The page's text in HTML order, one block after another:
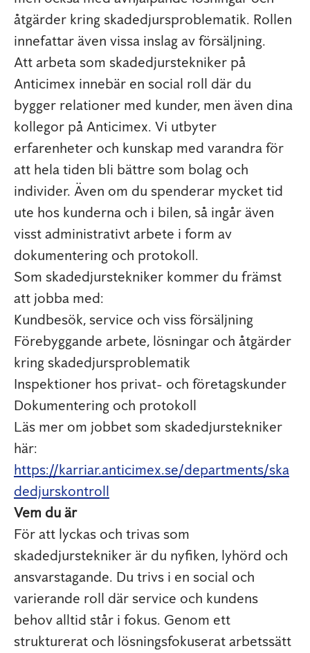
åtgärder kring skadedjursproblematik. Rollen
innefattar även vissa inslag av försäljning.
Att arbeta som skadedjurstekniker på
Anticimex innebär en social roll där du
bygger relationer med kunder, men även dina
kollegor på Anticimex. Vi utbyter
erfarenheter och kunskap med varandra för
att hela tiden bli bättre som bolag och
individer. Även om du spenderar mycket tid
ute hos kunderna och i bilen, så ingår även
visst administrativt arbete i form av
dokumentering och protokoll.
Som skadedjurstekniker kommer du främst
att jobba med:
Kundbesök, service och viss försäljning
Förebyggande arbete, lösningar och åtgärder
kring skadedjursproblematik
Inspektioner hos privat- och företagskunder
Dokumentering och protokoll
Läs mer om jobbet som skadedjurstekniker
här:
https://karriar.anticimex.se/departments/ska
dedjurskontroll
Vem du är
För att lyckas och trivas som
skadedjurstekniker är du nyfiken, lyhörd och
ansvarstagande. Du trivs i en social och
varierande roll där service och kundens
behov alltid står i fokus. Genom ett
strukturerat och lösningsfokuserat arbetssätt